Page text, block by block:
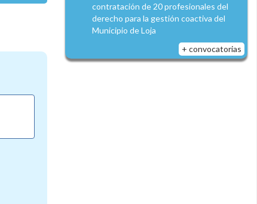
contratación de 20 profesionales del
derecho para la gestión coactiva del
Municipio de Loja
+ convocatorias